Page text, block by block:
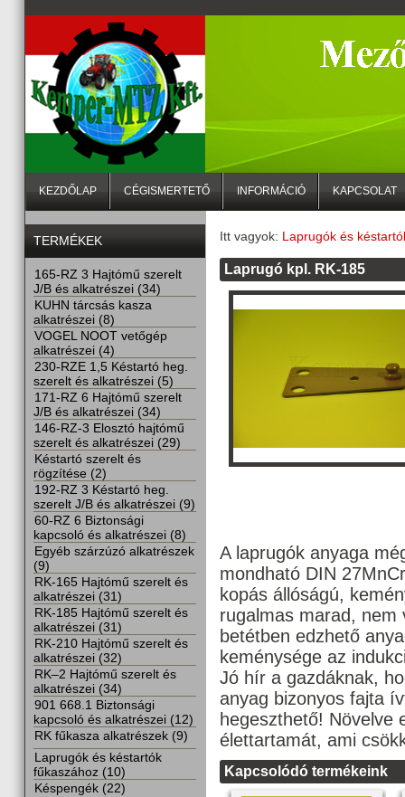
KEZDŐLAP CÉGISMERTETŐ INFORMÁCIÓ KAPCSOLAT
Itt vagyok: Laprugók és
Laprugó kpl. RK-185
A laprugók anyaga
mondható DIN
kopás állóságú,
rugalmas marad, nem
betétben edzhető
keménysége az
Jó hír a gazdáknak,
anyag bizonyos fajta
hegeszthető! Növelve
élettartamát, ami
Kapcsolódó termékeink
TERMÉKEK
165-RZ 3 Hajtómű szerelt
J/B és alkatrészei (34)
KUHN tárcsás kasza
alkatrészei (8)
VOGEL NOOT vetőgép
alkatrészei (4)
230-RZE 1,5 Késtartó heg.
szerelt és alkatrészei (5)
171-RZ 6 Hajtómű szerelt
J/B és alkatrészei (34)
146-RZ-3 Elosztó hajtómű
szerelt és alkatrészei (29)
Késtartó szerelt és
rögzítése (2)
192-RZ 3 Késtartó heg.
szerelt J/B és alkatrészei (9)
60-RZ 6 Biztonsági
kapcsoló és alkatrészei (8)
Egyéb szárzúzó alkatrészek
(9)
RK-165 Hajtómű szerelt és
alkatrészei (31)
RK-185 Hajtómű szerelt és
alkatrészei (31)
RK-210 Hajtómű szerelt és
alkatrészei (32)
RK–2 Hajtómű szerelt és
alkatrészei (34)
901 668.1 Biztonsági
kapcsoló és alkatrészei (12)
RK fűkasza alkatrészek (9)
Laprugók és késtartók
fűkaszához (10)
Késpengék (22)